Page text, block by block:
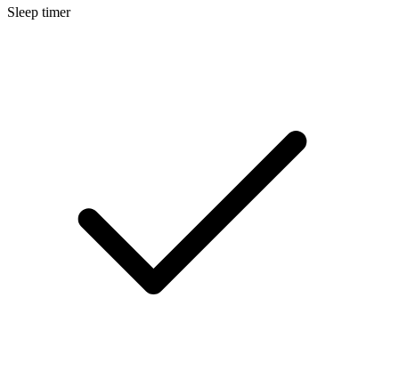
Sleep timer